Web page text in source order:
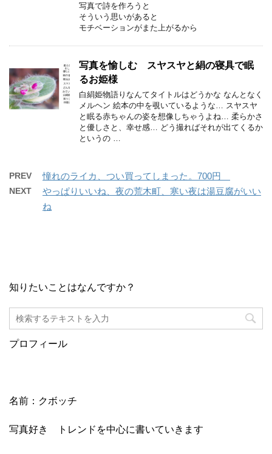
写真で詩を作ろうと
そういう思いがあると
モチベーションがまた上がるから
写真を愉しむ スヤスヤと絹の寝具で眠
るお姫様
白絹姫物語りなんてタイトルはどうかな なんとなく
メルヘン 絵本の中を覗いているような… スヤスヤ
と眠る赤ちゃんの姿を想像しちゃうよね… 柔らかさ
と優しさと、幸せ感… どう撮ればそれが出てくるか
というの …
PREV 憧れのライカ、つい買ってしまった。700円
NEXT
やっぱりいいね、夜の荒木町、寒い夜は湯豆腐がいい
ね
知りたいことはなんですか？
プロフィール
名前：クボッチ
写真好き トレンドを中心に書いていきます